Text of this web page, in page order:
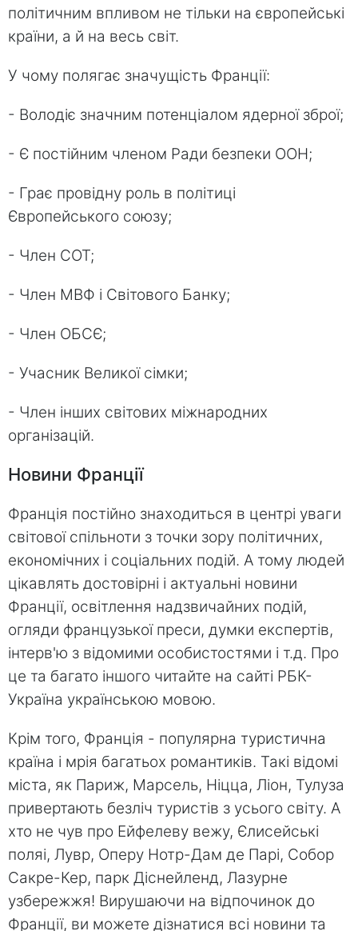
політичним впливом не тільки на європейські
країни, а й на весь світ.
У чому полягає значущість Франції:
- Володіє значним потенціалом ядерної зброї;
- Є постійним членом Ради безпеки ООН;
- Грає провідну роль в політиці
Європейського союзу;
- Член СОТ;
- Член МВФ і Світового Банку;
- Член ОБСЄ;
- Учасник Великої сімки;
- Член інших світових міжнародних
організацій.
Новини Франції
Франція постійно знаходиться в центрі уваги
світової спільноти з точки зору політичних,
економічних і соціальних подій. А тому людей
цікавлять достовірні і актуальні новини
Франції, освітлення надзвичайних подій,
огляди французької преси, думки експертів,
інтерв'ю з відомими особистостями і т.д. Про
це та багато іншого читайте на сайті РБК-
Україна українською мовою.
Крім того, Франція - популярна туристична
країна і мрія багатьох романтиків. Такі відомі
міста, як Париж, Марсель, Ніцца, Ліон, Тулуза
привертають безліч туристів з усього світу. А
хто не чув про Ейфелеву вежу, Єлисейські
поляі, Лувр, Оперу Нотр-Дам де Парі, Собор
Сакре-Кер, парк Діснейленд, Лазурне
узбережжя! Вирушаючи на відпочинок до
Франції, ви можете дізнатися всі новини та